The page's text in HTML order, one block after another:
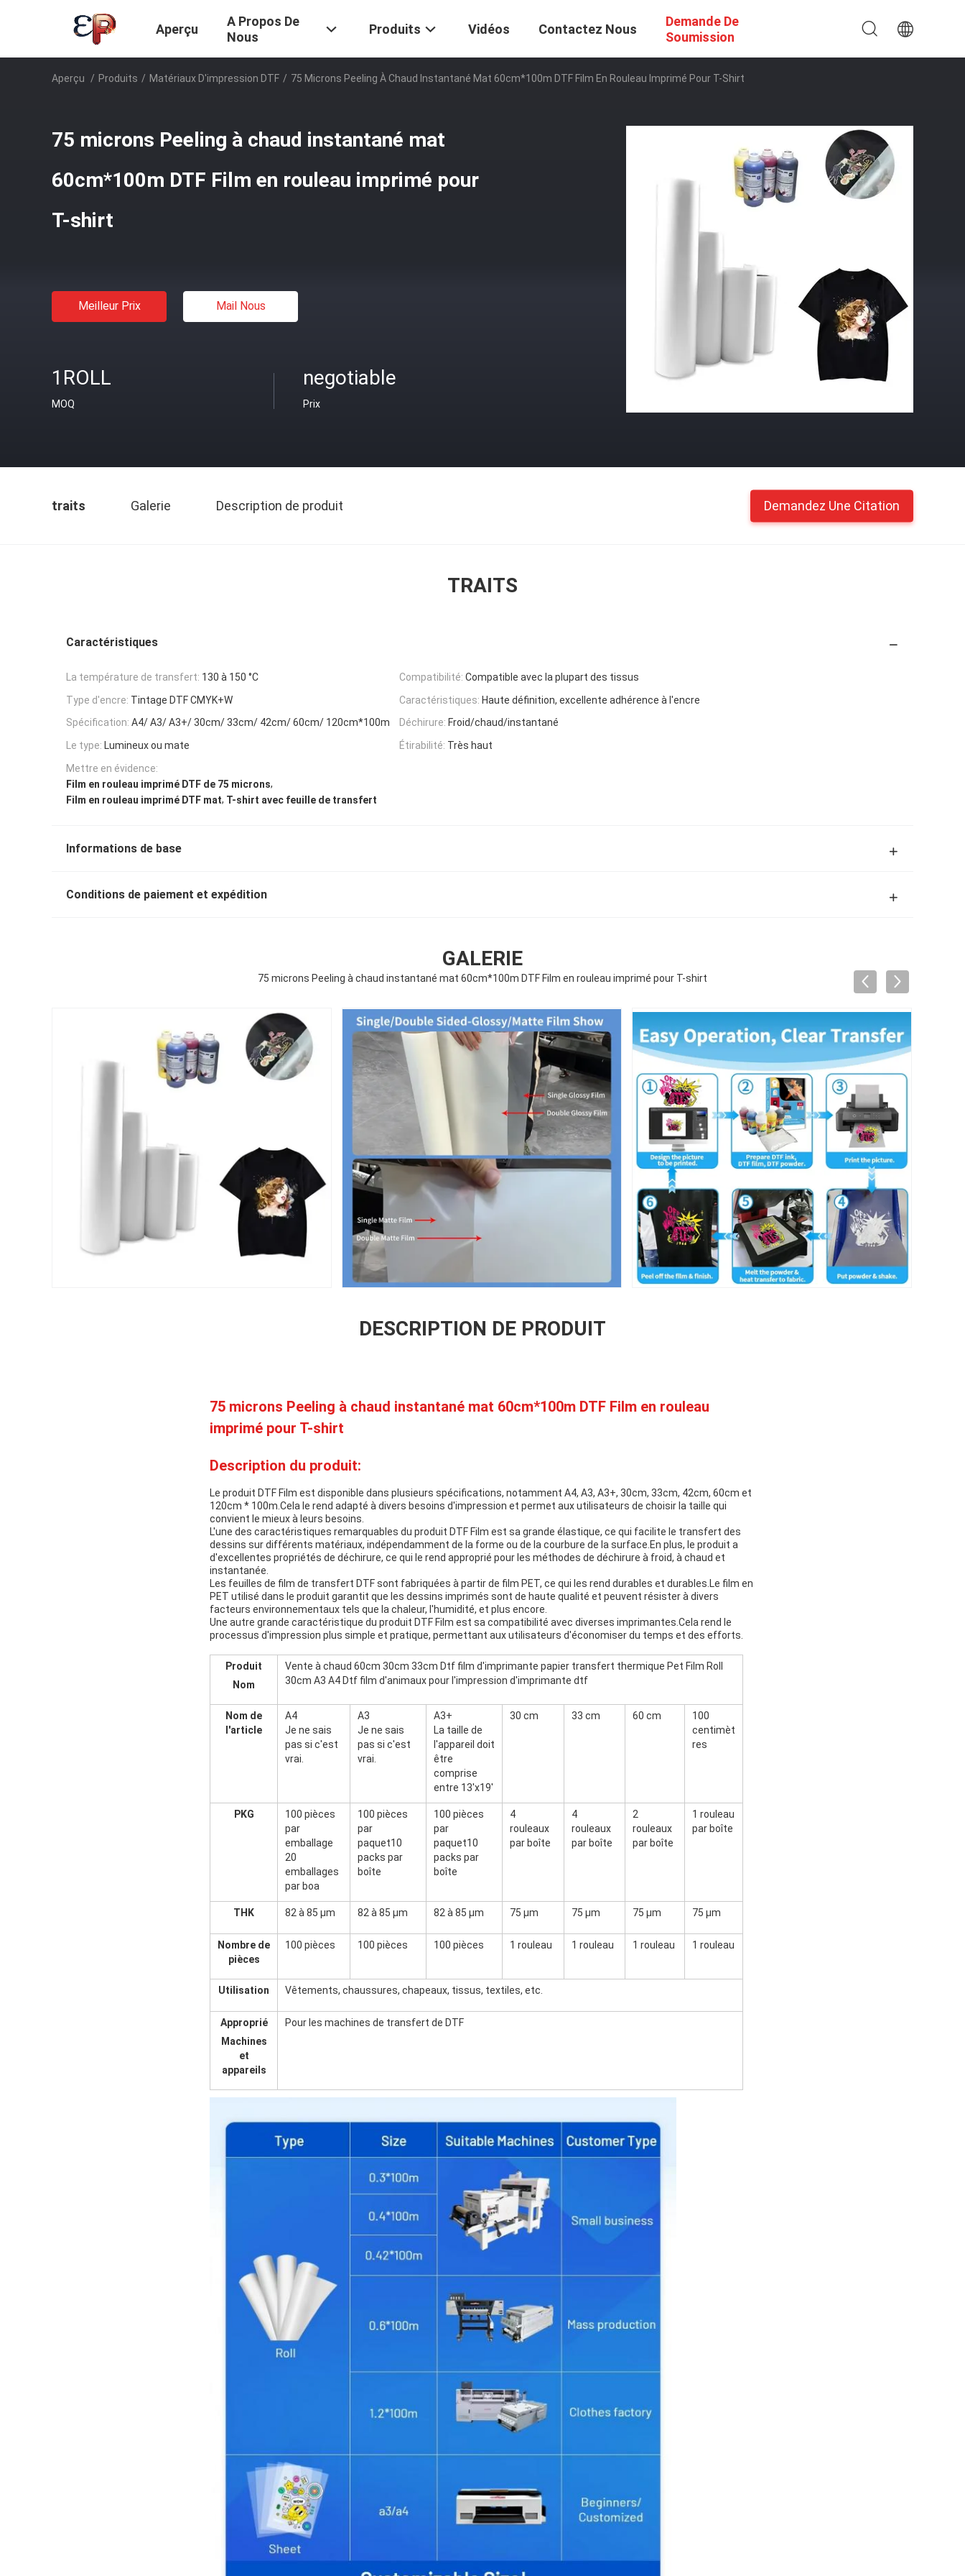
Aperçu
A Propos De
Nous
Produits Vidéos Contactez Nous
Demande De
Soumission
Aperçu / Produits / Matériaux D'impression DTF / 75 Microns Peeling À Chaud Instantané Mat 60cm*100m DTF Film En Rouleau Imprimé Pour T-Shirt
75 microns Peeling à chaud instantané mat
60cm*100m DTF Film en rouleau imprimé pour
T-shirt
Meilleur Prix Mail Nous
1ROLL
MOQ
negotiable
Prix
traits Galerie Description de produit Demandez Une Citation
TRAITS
Caractéristiques
La température de transfert: 130 à 150 °C Compatibilité: Compatible avec la plupart des tissus
Type d'encre: Tintage DTF CMYK+W Caractéristiques: Haute définition, excellente adhérence à l'encre
Spécification: A4/ A3/ A3+/ 30cm/ 33cm/ 42cm/ 60cm/ 120cm*100m Déchirure: Froid/chaud/instantané
Le type: Lumineux ou mate Étirabilité: Très haut
Mettre en évidence:
Film en rouleau imprimé DTF de 75 microns,
Film en rouleau imprimé DTF mat, T-shirt avec feuille de transfert
Informations de base
Conditions de paiement et expédition
GALERIE
75 microns Peeling à chaud instantané mat 60cm*100m DTF Film en rouleau imprimé pour T-shirt
DESCRIPTION DE PRODUIT
75 microns Peeling à chaud instantané mat 60cm*100m DTF Film en rouleau
imprimé pour T-shirt
Description du produit:
Le produit DTF Film est disponible dans plusieurs spécifications, notamment A4, A3, A3+, 30cm, 33cm, 42cm, 60cm et
120cm * 100m.Cela le rend adapté à divers besoins d'impression et permet aux utilisateurs de choisir la taille qui
convient le mieux à leurs besoins.
L'une des caractéristiques remarquables du produit DTF Film est sa grande élastique, ce qui facilite le transfert des
dessins sur différents matériaux, indépendamment de la forme ou de la courbure de la surface.En plus, le produit a
d'excellentes propriétés de déchirure, ce qui le rend approprié pour les méthodes de déchirure à froid, à chaud et
instantanée.
Les feuilles de film de transfert DTF sont fabriquées à partir de film PET, ce qui les rend durables et durables.Le film en
PET utilisé dans le produit garantit que les dessins imprimés sont de haute qualité et peuvent résister à divers
facteurs environnementaux tels que la chaleur, l'humidité, et plus encore.
Une autre grande caractéristique du produit DTF Film est sa compatibilité avec diverses imprimantes.Cela rend le
processus d'impression plus simple et pratique, permettant aux utilisateurs d'économiser du temps et des efforts.
Produit
Nom
Vente à chaud 60cm 30cm 33cm Dtf film d'imprimante papier transfert thermique Pet Film Roll
30cm A3 A4 Dtf film d'animaux pour l'impression d'imprimante dtf
Nom de
l'article
A4
Je ne sais
pas si c'est
vrai.
A3
Je ne sais
pas si c'est
vrai.
A3+
La taille de
l'appareil doit
être
comprise
entre 13'x19'
30 cm 33 cm 60 cm
100
centimèt
res
PKG
100 pièces
par
emballage
20
emballages
par boa
100 pièces
par
paquet10
packs par
boîte
100 pièces
par
paquet10
packs par
boîte
4
rouleaux
par boîte
4
rouleaux
par boîte
2
rouleaux
par boîte
1 rouleau
par boîte
THK 82 à 85 μm 82 à 85 μm 82 à 85 μm 75 μm 75 μm 75 μm 75 μm
Nombre de
pièces
100 pièces 100 pièces 100 pièces 1 rouleau 1 rouleau 1 rouleau 1 rouleau
Utilisation Vêtements, chaussures, chapeaux, tissus, textiles, etc.
Approprié
Machines
et
appareils
Pour les machines de transfert de DTF